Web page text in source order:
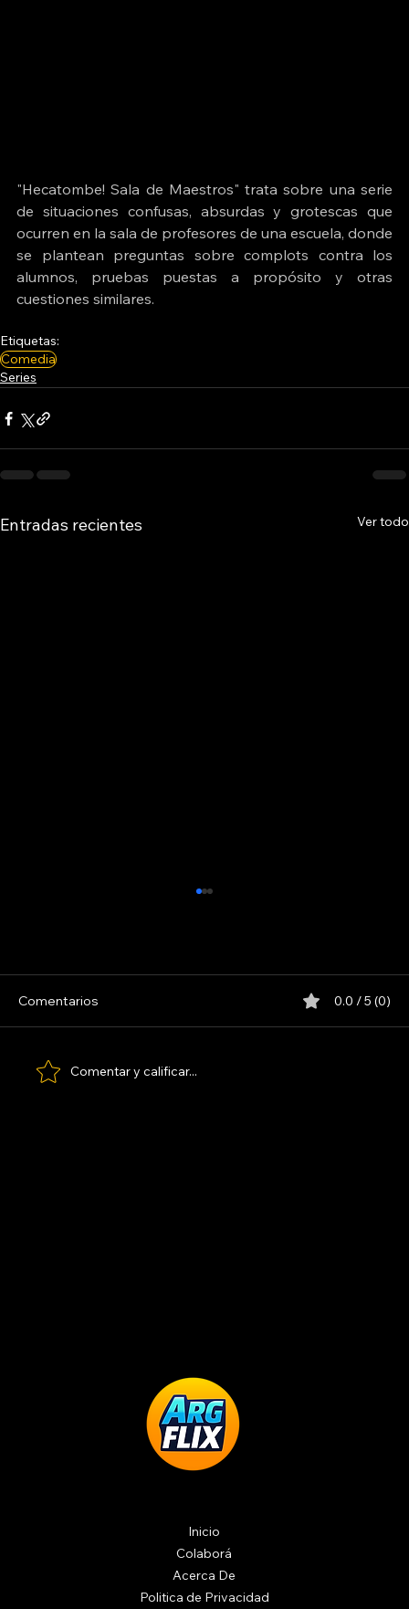
"Hecatombe! Sala de Maestros" trata sobre una serie
de situaciones confusas, absurdas y grotescas que
ocurren en la sala de profesores de una escuela, donde
se plantean preguntas sobre complots contra los
alumnos, pruebas puestas a propósito y otras
cuestiones similares.
Etiquetas:
Comedia
Series
Entradas recientes Ver todo
LINYERA
Comentarios 0.0 / 5 (0)
Comentar y calificar...
Inicio
Colaborá
Acerca De
Politica de Privacidad